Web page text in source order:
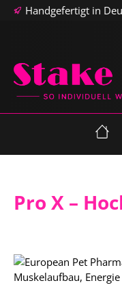
Hauptinhalt springen
Zur Suche springen
Zur Hauptnavigation
Handgefertigt in
Pro X –
Bildergalerie